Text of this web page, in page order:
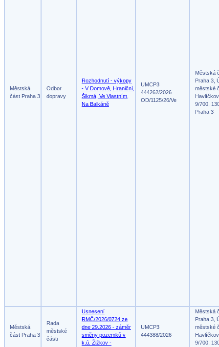
Městská
část Praha 3
Odbor
dopravy
Rozhodnutí - výkopy
- V Domově, Hraniční,
Šikmá, Ve Vlastním,
Na Balkáně
UMCP3
444262/2026
OD/1125/26/Ve
Městská
Praha 3,
městské
9/700,
Praha 3
Městská
část Praha 3
Rada
městské
části
Usnesení
RMČ/2026/0724 ze
dne 29.2026 - záměr
směny pozemků v
k.ú. Žižkov -
UMCP3
444388/2026
Městská
Praha 3,
městské
9/700,